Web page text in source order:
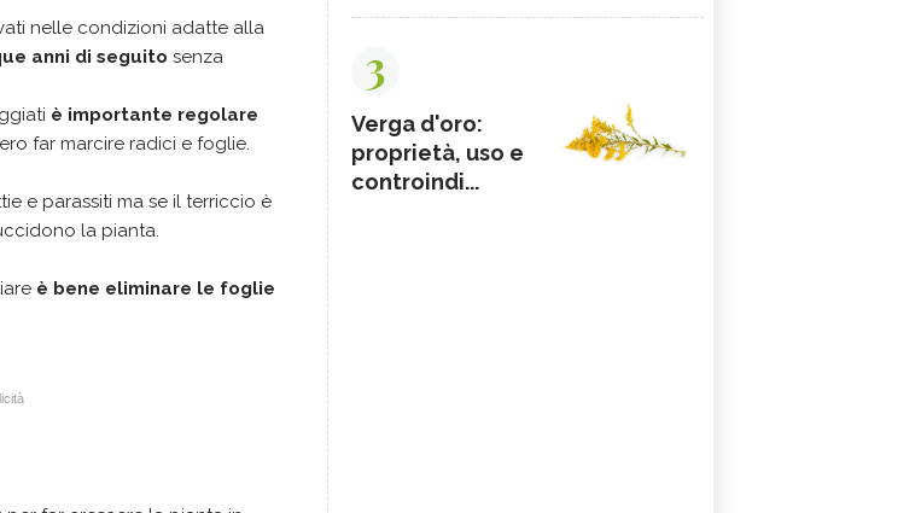
nelle condizioni adatte alla
anni di seguito senza
è importante regolare
far marcire radici e foglie.
e parassiti ma se il terriccio è
la pianta.
è bene eliminare le foglie
3
Verga d'oro:
proprietà, uso e
controindi...